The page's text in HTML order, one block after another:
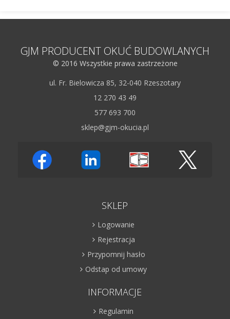
GJM PRODUCENT OKUĆ BUDOWLANYCH
© 2016 Wszystkie prawa zastrzeżone
ul. Fr. Bielowicza 85, 32-040 Rzeszotary
12 270 43 49
577 693 700
sklep@gjm-okucia.pl
SKLEP
Logowanie
Rejestracja
Przypomnij hasło
Odstap od umowy
INFORMACJE
Regulamin